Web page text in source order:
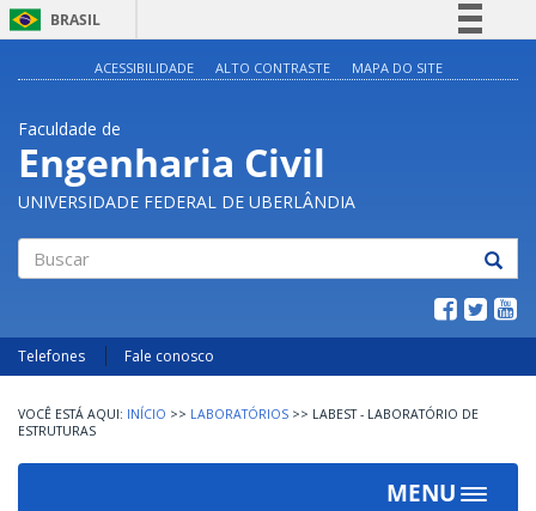
BRASIL
Legislação
Canais
ACESSIBILIDADE ALTO CONTRASTE MAPA DO SITE
Faculdade de
Engenharia Civil
UNIVERSIDADE FEDERAL DE UBERLÂNDIA
Telefones Fale conosco
INÍCIO >> LABORATÓRIOS >> LABEST - LABORATÓRIO DE
ESTRUTURAS
MENU
Toggle